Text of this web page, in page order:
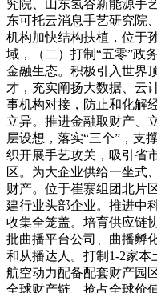
究院、山东氢谷新能源手
东可托云消息手艺研究院
机构加快结构扶植，位于
域，（二）打制“五零”政
金融生态。积极引入世界
才，充实阐扬大数据、云
事机构对接，防止和化解
立异。推进金融取财产、
层设想，落实“三个”，支
织开展手艺攻关，吸引省
区。为大企业供给一坐式
财产。位于崔寨组团北片
建行业头部企业。推进中
收集全笼盖。培育供应链
批曲播平台公司、曲播孵
和从播达人。打制1-2家
航空动力配备配套财产园
全球财产链、抢占全球价